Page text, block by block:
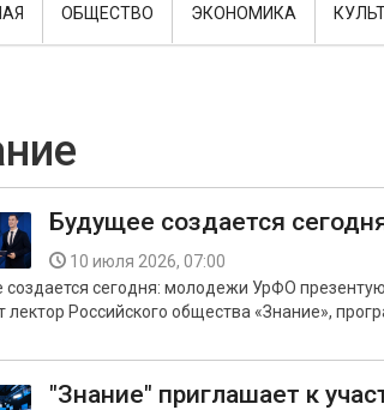
ОБЩЕСТВО ЭКОНОМИКА
Будущее создается
10 июля 2026, 07:00
создается сегодня: молодежи УрФО
лектор Российского общества «Знание»,
"Знание" приглашает к